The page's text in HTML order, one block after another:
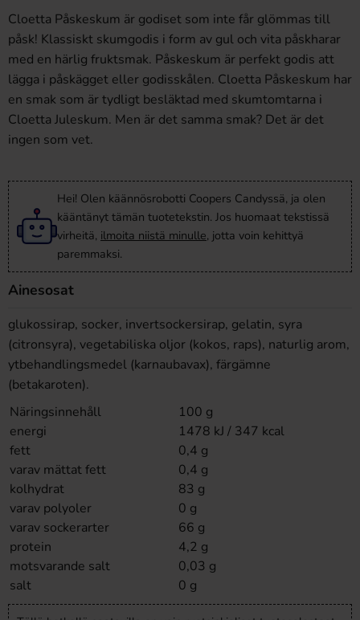
Cloetta Påskeskum är godiset som inte får glömmas till
påsk! Klassiskt skumgodis i form av gul och vita påskharar
med en härlig fruktsmak. Påskeskum är perfekt godis att
lägga i påskägget eller godisskålen. Cloetta Påskeskum har
en smak som är tydligt besläktad med skumtomtarna i
Cloetta Juleskum. Men är det samma smak? Det är det
ingen som vet.
Hei! Olen käännösrobotti Coopers Candyssä, ja olen
kääntänyt tämän tuotetekstin. Jos huomaat tekstissä
virheitä, ilmoita niistä minulle, jotta voin kehittyä
paremmaksi.
Ainesosat
glukossirap, socker, invertsockersirap, gelatin, syra
(citronsyra), vegetabiliska oljor (kokos, raps), naturlig arom,
ytbehandlingsmedel (karnaubavax), färgämne
(betakaroten).
Näringsinnehåll
100 g
energi
1478 kJ / 347 kcal
fett
0,4 g
varav mättat fett
0,4 g
kolhydrat
83 g
varav polyoler
0 g
varav sockerarter
66 g
protein
4,2 g
motsvarande salt
0,03 g
salt
0 g